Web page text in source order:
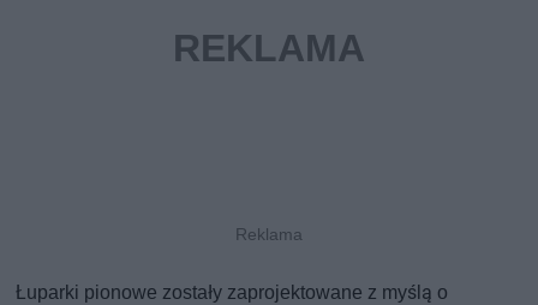
Łuparki pionowe zostały zaprojektowane z myślą o